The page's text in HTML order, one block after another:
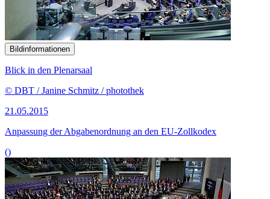
Bildinformationen
Blick in den Plenarsaal
© DBT / Janine Schmitz / photothek
21.05.2015
Anpassung der Abgabenordnung an den EU-Zollkodex
()